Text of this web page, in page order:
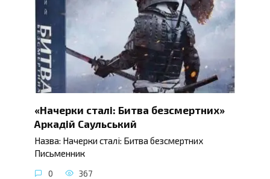
«Начерки сталі: Битва безсмертних»
Аркадій Саульський
Назва: Начерки сталі: Битва безсмертних
Письменник
0 367